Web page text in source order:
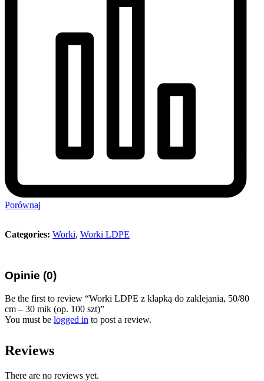
Porównaj
Categories: Worki, Worki LDPE
Opinie (0)
Be the first to review “Worki LDPE z klapką do zaklejania, 50/80
cm – 30 mik (op. 100 szt)”
You must be logged in to post a review.
Reviews
There are no reviews yet.